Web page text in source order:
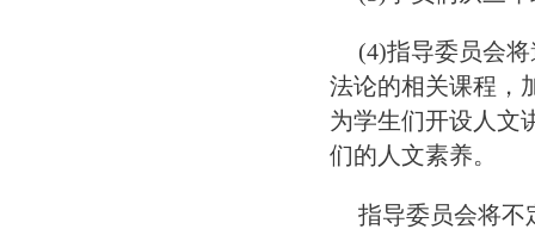
(4)指导委员会
法论的相关课程，
为学生们开设人文
们的人文素养。
指导委员会将不